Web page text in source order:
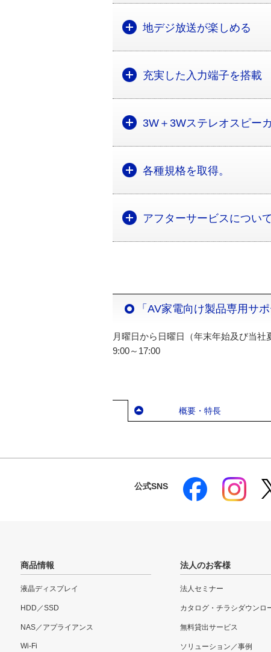
地デジ放送が楽しめる
充実した入力端子を搭載
3W＋3Wステレオスピー
各種規格を取得。
アフターサービスについて
「AV家電向け製品専用サ
月曜日から日曜日（年末年始及び当社
9:00～17:00
概要・特長
公式SNS
商品情報
液晶ディスプレイ
HDD／SSD
NAS／アプライアンス
Wi-Fi
法人のお客様
法人セミナー
カタログ・チラシダウンロ
無料貸出サービス
ソリューション／事例